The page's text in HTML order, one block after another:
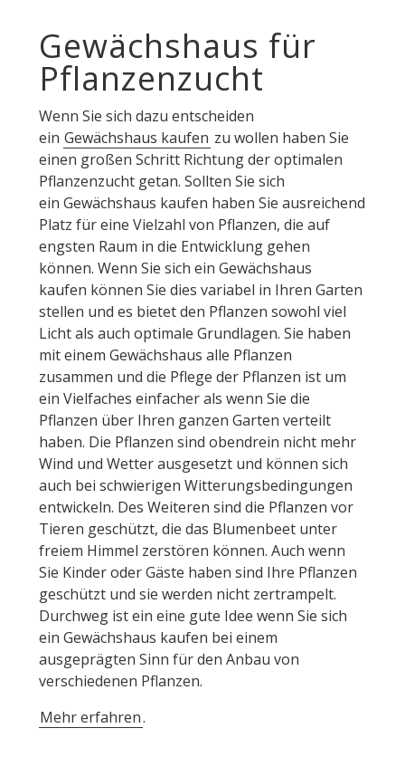
Gewächshaus für
Pflanzenzucht
Wenn Sie sich dazu entscheiden
ein Gewächshaus kaufen zu wollen haben Sie
einen großen Schritt Richtung der optimalen
Pflanzenzucht getan. Sollten Sie sich
ein Gewächshaus kaufen haben Sie ausreichend
Platz für eine Vielzahl von Pflanzen, die auf
engsten Raum in die Entwicklung gehen
können. Wenn Sie sich ein Gewächshaus
kaufen können Sie dies variabel in Ihren Garten
stellen und es bietet den Pflanzen sowohl viel
Licht als auch optimale Grundlagen. Sie haben
mit einem Gewächshaus alle Pflanzen
zusammen und die Pflege der Pflanzen ist um
ein Vielfaches einfacher als wenn Sie die
Pflanzen über Ihren ganzen Garten verteilt
haben. Die Pflanzen sind obendrein nicht mehr
Wind und Wetter ausgesetzt und können sich
auch bei schwierigen Witterungsbedingungen
entwickeln. Des Weiteren sind die Pflanzen vor
Tieren geschützt, die das Blumenbeet unter
freiem Himmel zerstören können. Auch wenn
Sie Kinder oder Gäste haben sind Ihre Pflanzen
geschützt und sie werden nicht zertrampelt.
Durchweg ist ein eine gute Idee wenn Sie sich
ein Gewächshaus kaufen bei einem
ausgeprägten Sinn für den Anbau von
verschiedenen Pflanzen.
Mehr erfahren.